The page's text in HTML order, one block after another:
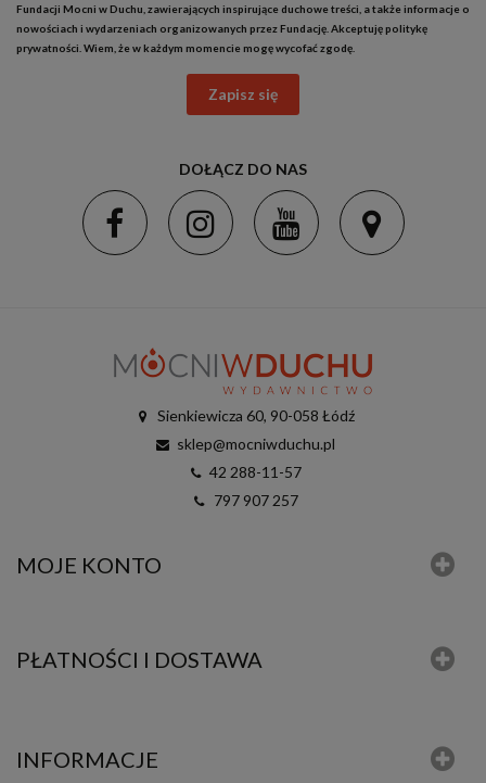
Fundacji Mocni w Duchu, zawierających inspirujące duchowe treści, a także informacje o
nowościach i wydarzeniach organizowanych przez Fundację. Akceptujępolitykę
prywatności . Wiem, że w każdym momencie mogę wycofać zgodę.
Zapisz się
DOŁĄCZ DO NAS
Sienkiewicza 60, 90-058 Łódź
sklep@mocniwduchu.pl
42 288-11-57
797 907 257
MOJE KONTO
PŁATNOŚCI I DOSTAWA
INFORMACJE